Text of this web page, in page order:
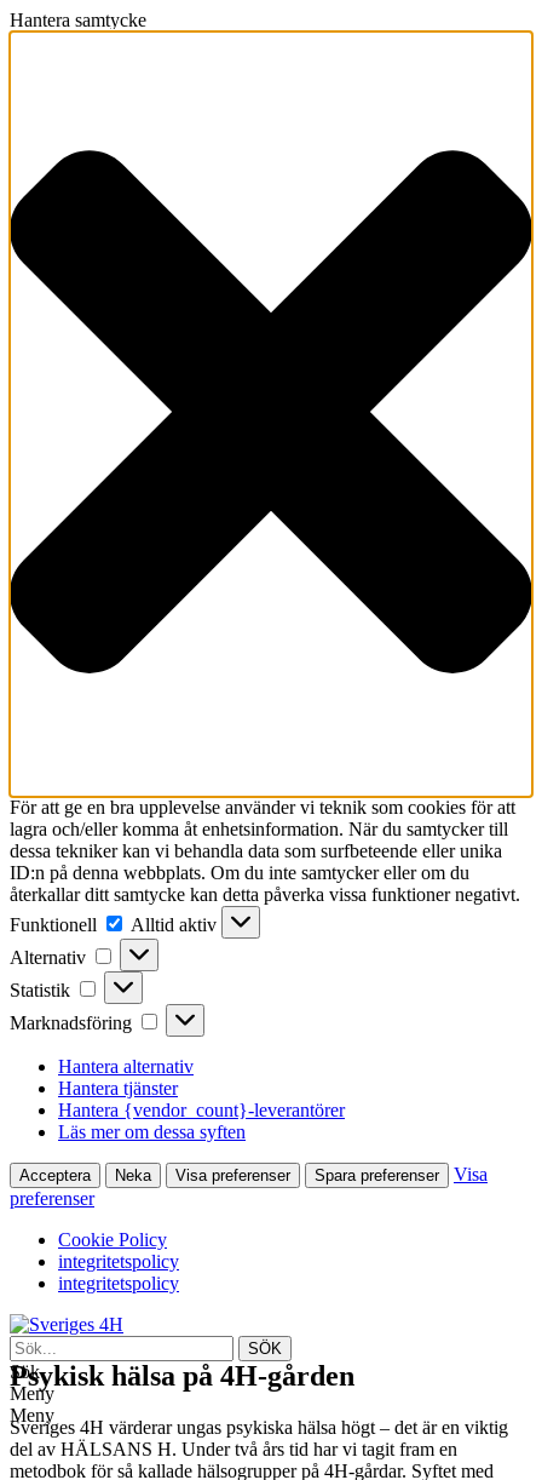
Hantera samtycke
För att ge en bra upplevelse använder vi teknik som cookies för att
lagra och/eller komma åt enhetsinformation. När du samtycker till
dessa tekniker kan vi behandla data som surfbeteende eller unika
ID:n på denna webbplats. Om du inte samtycker eller om du
återkallar ditt samtycke kan detta påverka vissa funktioner negativt.
Funktionell
Funktionell
Alltid aktiv
Alternativ
Alternativ
Statistik Statistik
Marknadsföring Marknadsföring
Hantera alternativ
Hantera tjänster
Hantera {vendor_count}-leverantörer
Läs mer om dessa syften
Acceptera Neka Visa preferenser Spara preferenser
Visa
preferenser
Cookie Policy
integritetspolicy
integritetspolicy
Sök
Meny
Meny
Psykisk hälsa på 4H-gården
Sveriges 4H värderar ungas psykiska hälsa högt – det är en viktig
del av HÄLSANS H. Under två års tid har vi tagit fram en
metodbok för så kallade hälsogrupper på 4H-gårdar. Syftet med